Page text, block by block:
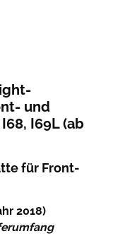
und
I69L (ab
für Front-
2018)